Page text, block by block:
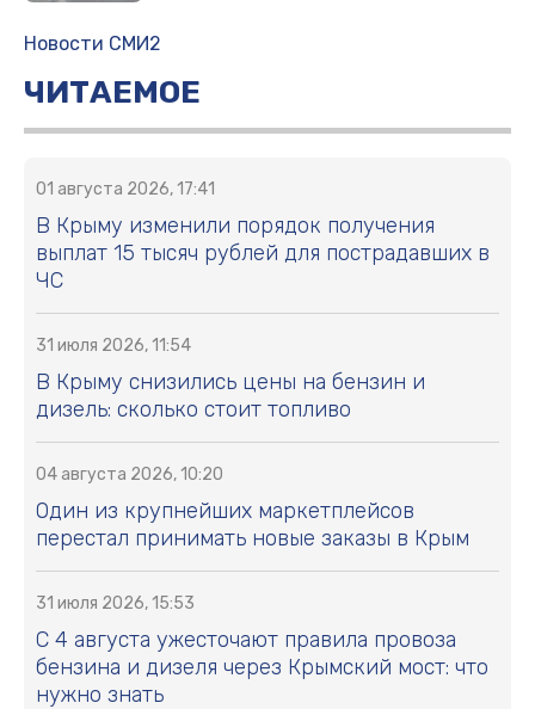
Новости СМИ2
ЧИТАЕМОЕ
01 августа 2026, 17:41
В Крыму изменили порядок получения
выплат 15 тысяч рублей для пострадавших в
ЧС
31 июля 2026, 11:54
В Крыму снизились цены на бензин и
дизель: сколько стоит топливо
04 августа 2026, 10:20
Один из крупнейших маркетплейсов
перестал принимать новые заказы в Крым
31 июля 2026, 15:53
С 4 августа ужесточают правила провоза
бензина и дизеля через Крымский мост: что
нужно знать